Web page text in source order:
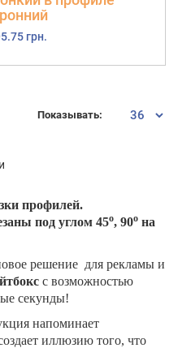
грн.
Показывать:
профилей.
под углом 45о, 90о на
решение для рекламы и
с возможностью
секунды!
напоминает
иллюзию того, что